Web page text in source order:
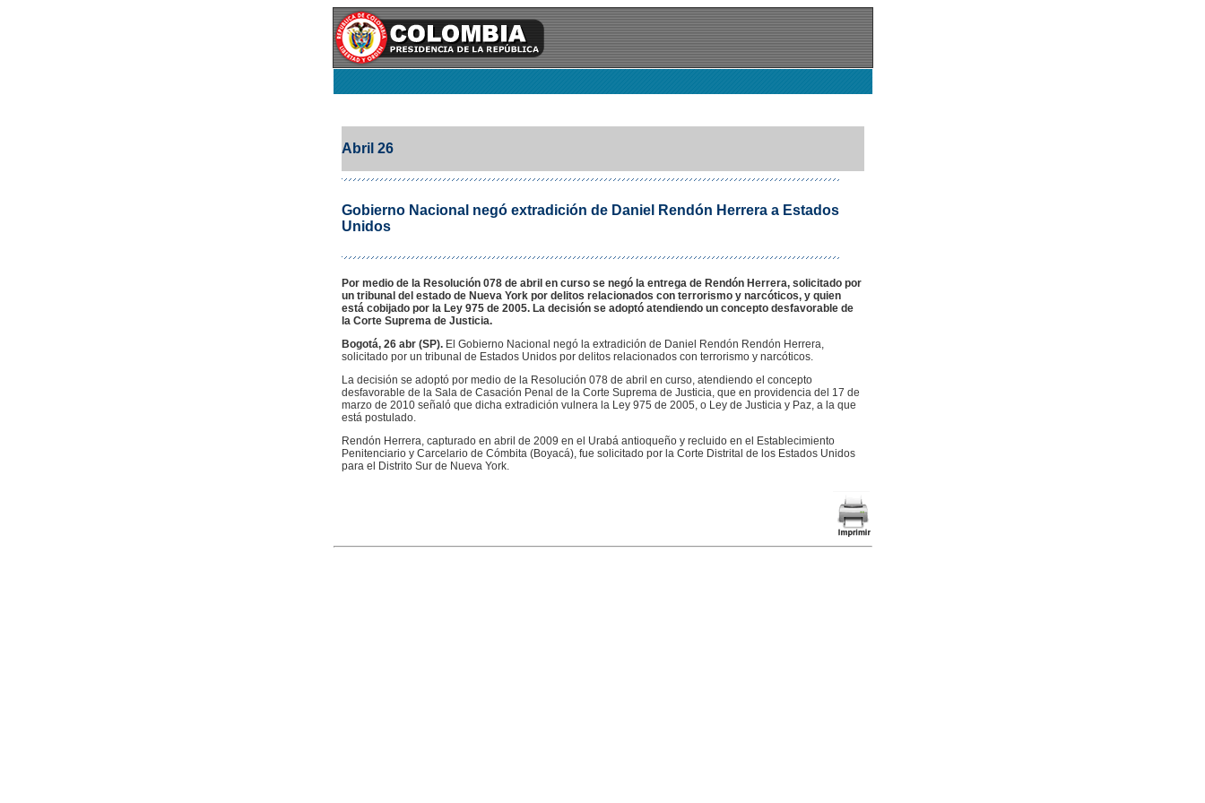
Abril 26
Gobierno Nacional negó extradición de Daniel Rendón Herrera a Estados
Unidos
Por medio de la Resolución 078 de abril en curso se negó la entrega de Rendón Herrera, solicitado por
un tribunal del estado de Nueva York por delitos relacionados con terrorismo y narcóticos, y quien
está cobijado por la Ley 975 de 2005. La decisión se adoptó atendiendo un concepto desfavorable de
la Corte Suprema de Justicia.
Bogotá, 26 abr (SP).El Gobierno Nacional negó la extradición de Daniel Rendón Rendón Herrera,
solicitado por un tribunal de Estados Unidos por delitos relacionados con terrorismo y narcóticos.
La decisión se adoptó por medio de la Resolución 078 de abril en curso, atendiendo el concepto
desfavorable de la Sala de Casación Penal de la Corte Suprema de Justicia, que en providencia del 17 de
marzo de 2010 señaló que dicha extradición vulnera la Ley 975 de 2005, o Ley de Justicia y Paz, a la que
está postulado.
Rendón Herrera, capturado en abril de 2009 en el Urabá antioqueño y recluido en el Establecimiento
Penitenciario y Carcelario de Cómbita (Boyacá), fue solicitado por la Corte Distrital de los Estados Unidos
para el Distrito Sur de Nueva York.